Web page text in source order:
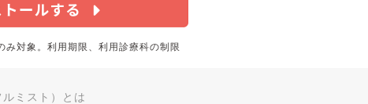
対象。利用期限、利用診療科の制限
ミスト）とは